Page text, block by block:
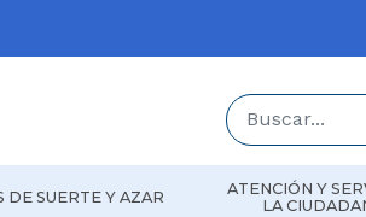
Buscar...
DE SUERTE Y AZAR
ATENCIÓN Y
LA